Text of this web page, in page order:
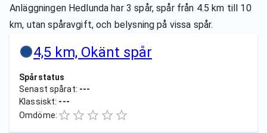
Anläggningen Hedlunda har 3 spår, spår från 4.5 km till 10
km, utan spåravgift, och belysning på vissa spår.
4,5 km, Okänt spår
Spårstatus
Senast spårat: ---
Klassiskt: ---
Omdöme: